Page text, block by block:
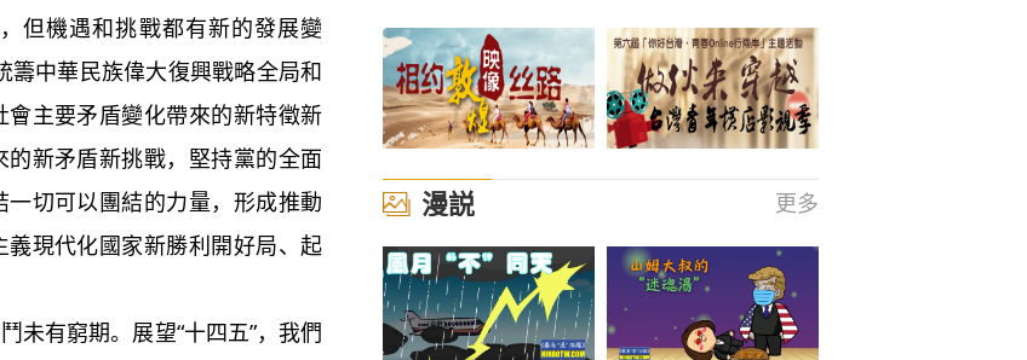
但機遇和挑戰都有新的發展變
籌中華民族偉大復興戰略全局和
主要矛盾變化帶來的新特徵新
新矛盾新挑戰，堅持黨的全面
切可以團結的力量，形成推動
現代化國家新勝利開好局、起
有窮期。展望“十四五”，我們
漫説 更多